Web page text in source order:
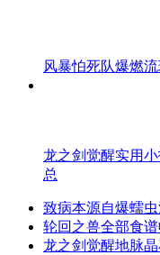
风暴怕死队爆燃
龙之剑觉醒实用
总
致病本源自爆蠕
轮回之兽全部食
龙之剑觉醒地脉